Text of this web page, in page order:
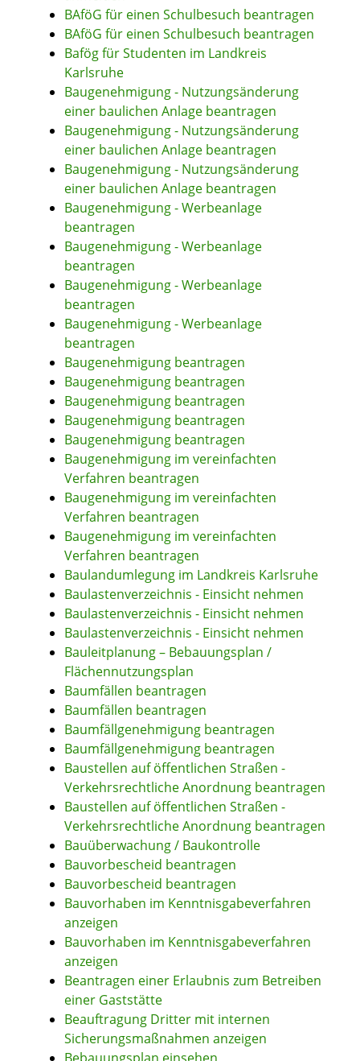
BAföG für einen Schulbesuch beantragen
BAföG für einen Schulbesuch beantragen
Bafög für Studenten im Landkreis
Karlsruhe
Baugenehmigung - Nutzungsänderung
einer baulichen Anlage beantragen
Baugenehmigung - Nutzungsänderung
einer baulichen Anlage beantragen
Baugenehmigung - Nutzungsänderung
einer baulichen Anlage beantragen
Baugenehmigung - Werbeanlage
beantragen
Baugenehmigung - Werbeanlage
beantragen
Baugenehmigung - Werbeanlage
beantragen
Baugenehmigung - Werbeanlage
beantragen
Baugenehmigung beantragen
Baugenehmigung beantragen
Baugenehmigung beantragen
Baugenehmigung beantragen
Baugenehmigung beantragen
Baugenehmigung im vereinfachten
Verfahren beantragen
Baugenehmigung im vereinfachten
Verfahren beantragen
Baugenehmigung im vereinfachten
Verfahren beantragen
Baulandumlegung im Landkreis Karlsruhe
Baulastenverzeichnis - Einsicht nehmen
Baulastenverzeichnis - Einsicht nehmen
Baulastenverzeichnis - Einsicht nehmen
Bauleitplanung – Bebauungsplan /
Flächennutzungsplan
Baumfällen beantragen
Baumfällen beantragen
Baumfällgenehmigung beantragen
Baumfällgenehmigung beantragen
Baustellen auf öffentlichen Straßen -
Verkehrsrechtliche Anordnung beantragen
Baustellen auf öffentlichen Straßen -
Verkehrsrechtliche Anordnung beantragen
Bauüberwachung / Baukontrolle
Bauvorbescheid beantragen
Bauvorbescheid beantragen
Bauvorhaben im Kenntnisgabeverfahren
anzeigen
Bauvorhaben im Kenntnisgabeverfahren
anzeigen
Beantragen einer Erlaubnis zum Betreiben
einer Gaststätte
Beauftragung Dritter mit internen
Sicherungsmaßnahmen anzeigen